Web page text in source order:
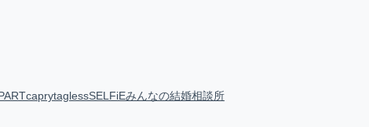
caprytaglessSELFiEみんなの結婚相談所